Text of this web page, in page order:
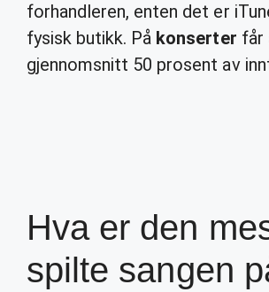
forhandleren, enten det er
fysisk butikk. På konserter får
gjennomsnitt 50 prosent av
Hva er den
spilte sangen